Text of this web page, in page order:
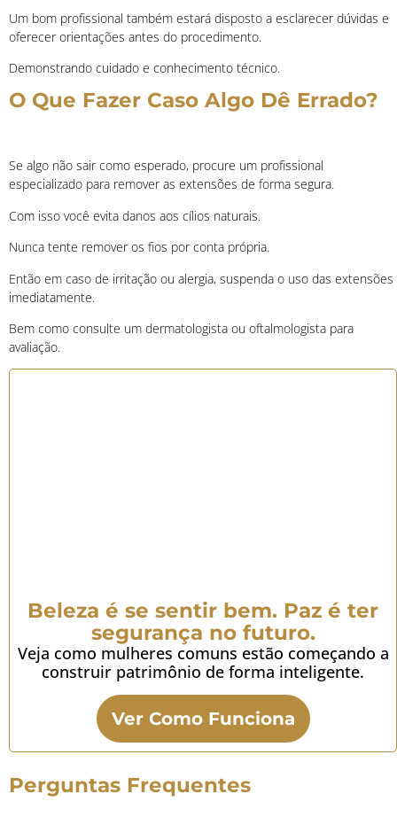
Um bom profissional também estará disposto a esclarecer dúvidas e
oferecer orientações antes do procedimento.
Demonstrando cuidado e conhecimento técnico.
O Que Fazer Caso Algo Dê Errado?
Se algo não sair como esperado, procure um profissional
especializado para remover as extensões de forma segura.
Com isso você evita danos aos cílios naturais.
Nunca tente remover os fios por conta própria.
Então em caso de irritação ou alergia, suspenda o uso das extensões
imediatamente.
Bem como consulte um dermatologista ou oftalmologista para
avaliação.
Beleza é se sentir bem. Paz é ter
segurança no futuro.
Veja como mulheres comuns estão começando a
construir patrimônio de forma inteligente.
Ver Como Funciona
Perguntas Frequentes